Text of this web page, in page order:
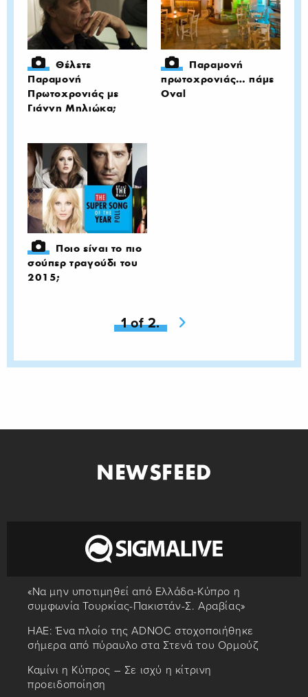
Θέλετε
Παραμονή
Πρωτοχρονιάς με
Γιάννη Μηλιώκα;
Παραμονή
πρωτοχρονιάς… πάμε
Oval
Ποιο είναι το πιο
σούπερ τραγούδι του
2015;
You're on page
1 of 2. Next page
NEWSFEED
«Να μην υποτιμηθεί από Ελλάδα-Κύπρο η
συμφωνία Τουρκίας-Πακιστάν-Σ. Αραβίας»
ΗΑΕ: Ένα πλοίο της ADNOC στοχοποιήθηκε
σήμερα από πύραυλο στα Στενά του Ορμούζ
Καμίνι η Κύπρος – Σε ισχύ η κίτρινη
προειδοποίηση